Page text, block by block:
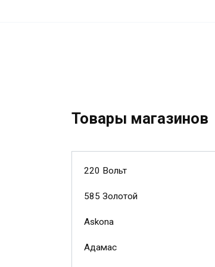
Товары магазинов
220 Вольт
585 Золотой
Askona
Адамас